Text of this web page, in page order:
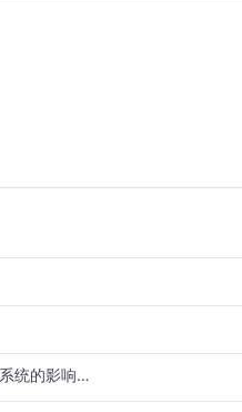
附录A 灵气全身疗程及不同治疗手位对内分泌系统的影响（1）